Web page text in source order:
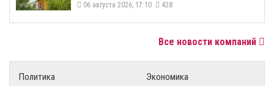
06 августа 2026, 17:10 428
Все новости компаний
Политика
Экономика